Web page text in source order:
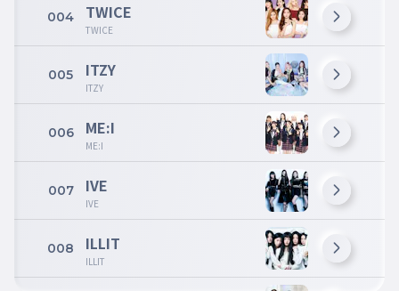
004 TWICE
TWICE
005 ITZY
ITZY
006 ME:I
ME:I
007 IVE
IVE
008 ILLIT
ILLIT